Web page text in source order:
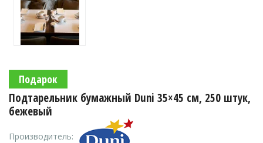
Подарок
Подтарельник бумажный Duni 35×45 см, 250 штук,
бежевый
Производитель: